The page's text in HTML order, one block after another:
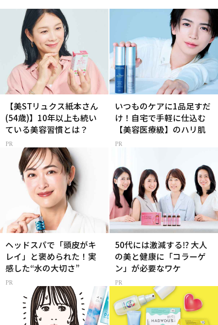
【美STリュクス紙本さん
(54歳)】10年以上も続い
ている美容習慣とは？
いつものケアに1品足すだ
け！自宅で手軽に仕込む
【美容医療級】のハリ肌
ヘッドスパで「頭皮がキ
レイ」と褒められた！実
感した“水の大切さ”
50代には激減する⁉ 大人
の美と健康に「コラーゲ
ン」が必要なワケ